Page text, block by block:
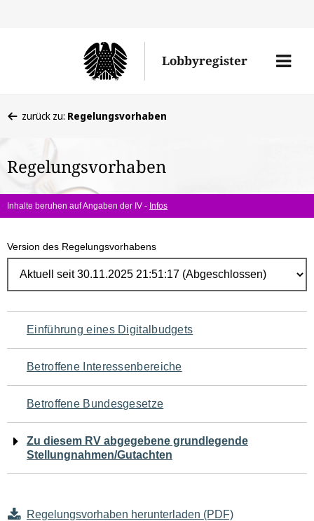
Lobbyregister
Menü
befinden
hier:
zurück zu: Regelungsvorhaben
Regelungsvorhaben
Inhalte beruhen auf Angaben der IV - Infos
Version des Regelungsvorhabens
Navigation
für
den
Seiteninhalt
Einführung eines Digitalbudgets
Betroffene Interessenbereiche
Betroffene Bundesgesetze
Zu diesem RV abgegebene grundlegende
Stellungnahmen/Gutachten
Regelungsvorhaben herunterladen (PDF)